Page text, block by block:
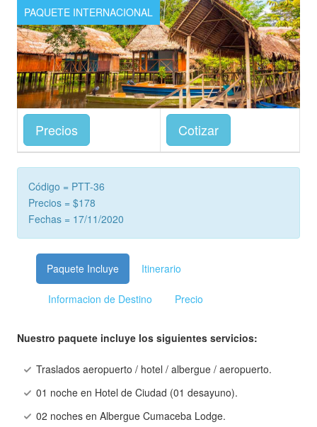
PAQUETE INTERNACIONAL
Precios Cotizar
Código = PTT-36
Precios = $178
Fechas = 17/11/2020
Paquete Incluye Itinerario
Informacion de Destino Precio
Nuestro paquete incluye los siguientes servicios:
Traslados aeropuerto / hotel / albergue / aeropuerto.
01 noche en Hotel de Ciudad (01 desayuno).
02 noches en Albergue Cumaceba Lodge.